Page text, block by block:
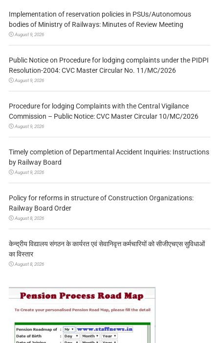
Implementation of reservation policies in PSUs/Autonomous
bodies of Ministry of Railways: Minutes of Review Meeting
August 9, 2026
Public Notice on Procedure for lodging complaints under the PIDPI
Resolution-2004: CVC Master Circular No. 11/MC/2026
August 9, 2026
Procedure for lodging Complaints with the Central Vigilance
Commission – Public Notice: CVC Master Circular 10/MC/2026
August 9, 2026
Timely completion of Departmental Accident Inquiries: Instructions
by Railway Board
August 9, 2026
Policy for reforms in structure of Construction Organizations:
Railway Board Order
August 8, 2026
केन्द्रीय विद्यालय संगठन के कार्यरत एवं सेवानिवृत्त कर्मचारियों को सीजीएचएस सुविधाओं
का विस्तार
August 8, 2026